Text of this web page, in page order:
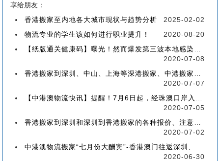
享给朋友：
香港搬家至内地各大城市现状与趋势分析
2025-02-02
物流专业的学生该如何进行职业提升！
2020-08-20
【纸版通关健康码】曝光！然而爆发第三波本地感染，或再推迟启用！
2020-07-08
香港搬家到深圳、中山、上海等深港搬家、中港搬家的業務範圍、技術保障
2020-07-07
【中港澳物流快讯】提醒！7月6日起，经珠澳口岸入境有新变化！
2020-07-05
香港搬家到深圳和深圳到香港搬家的各种报价、注意事项和派送价格【深港搬家价格查询】
2020-07-02
中港澳物流搬家“七月份大酬宾”-香港澳门往返深圳、珠海、中山、广州等中港澳搬屋搬家
2020-06-30